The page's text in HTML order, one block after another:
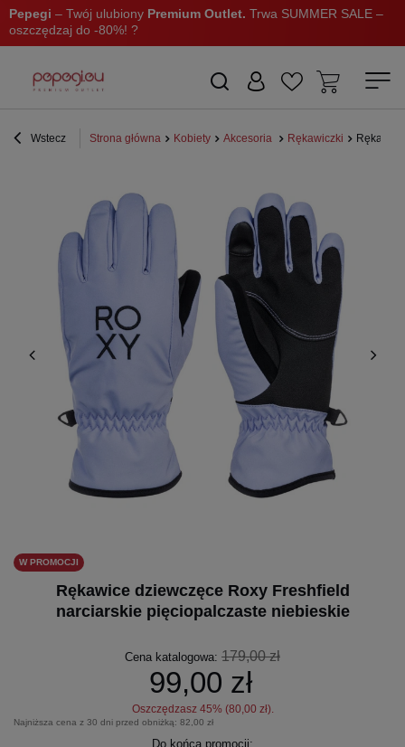
Pepegi – Twój ulubiony Premium Outlet. Trwa SUMMER SALE –
oszczędzaj do -80%! ?
Wstecz Strona główna Kobiety Akcesoria Rękawiczki
W PROMOCJI
Rękawice dziewczęce Roxy Freshfield
narciarskie pięciopalczaste niebieskie
Cena katalogowa: 179,00 zł
99,00 zł
Oszczędzasz 45% (80,00 zł).
Najniższa cena z 30 dni przed obniżką: 82,00 zł
Do końca promocji: